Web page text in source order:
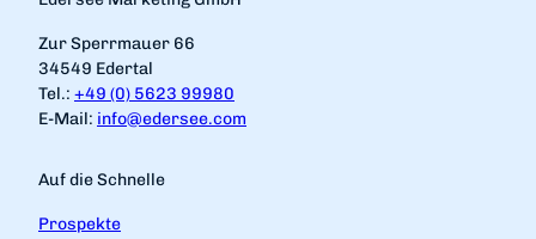
Zur Sperrmauer 66
34549 Edertal
Tel.: +49 (0) 5623 99980
E-Mail: info@edersee.com
Auf die Schnelle
Prospekte